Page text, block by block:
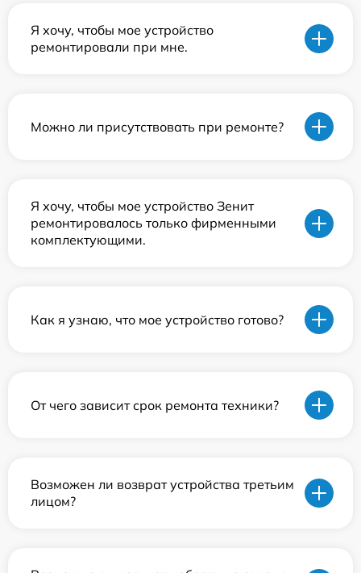
Я хочу, чтобы мое устройство
ремонтировали при мне.
Можно ли присутствовать при ремонте?
Я хочу, чтобы мое устройство Зенит
ремонтировалось только фирменными
комплектующими.
Как я узнаю, что мое устройство готово?
От чего зависит срок ремонта техники?
Возможен ли возврат устройства третьим
лицом?